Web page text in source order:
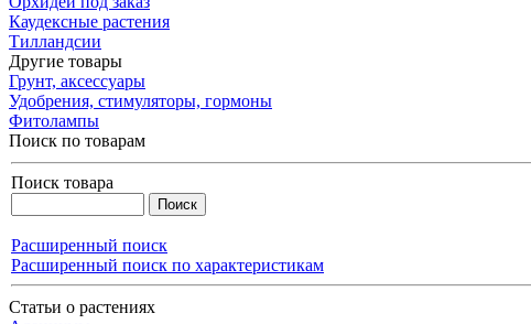
Каудексные растения
Тилландсии
Другие товары
Грунт, аксессуары
Удобрения, стимуляторы, гормоны
Фитолампы
Поиск по товарам
Поиск товара
Расширенный поиск
Расширенный поиск по характеристикам
Статьи о растениях